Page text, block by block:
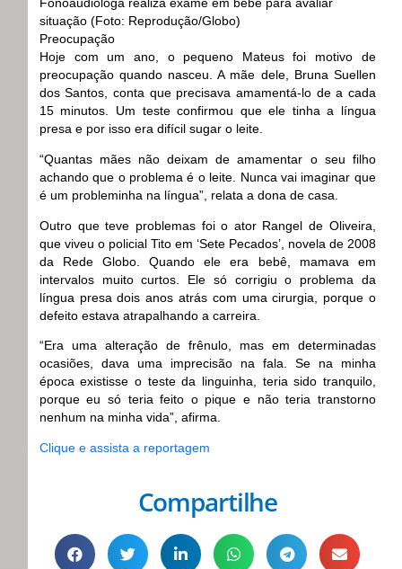
Fonoaudióloga realiza exame em bebê para avaliar
situação (Foto: Reprodução/Globo)
Preocupação
Hoje com um ano, o pequeno Mateus foi motivo de
preocupação quando nasceu. A mãe dele, Bruna Suellen
dos Santos, conta que precisava amamentá-lo de a cada
15 minutos. Um teste confirmou que ele tinha a língua
presa e por isso era difícil sugar o leite.
“Quantas mães não deixam de amamentar o seu filho
achando que o problema é o leite. Nunca vai imaginar que
é um probleminha na língua”, relata a dona de casa.
Outro que teve problemas foi o ator Rangel de Oliveira,
que viveu o policial Tito em ‘Sete Pecados’, novela de 2008
da Rede Globo. Quando ele era bebê, mamava em
intervalos muito curtos. Ele só corrigiu o problema da
língua presa dois anos atrás com uma cirurgia, porque o
defeito estava atrapalhando a carreira.
“Era uma alteração de frênulo, mas em determinadas
ocasiões, dava uma imprecisão na fala. Se na minha
época existisse o teste da linguinha, teria sido tranquilo,
porque eu só teria feito o pique e não teria transtorno
nenhum na minha vida”, afirma.
Clique e assista a reportagem
Compartilhe